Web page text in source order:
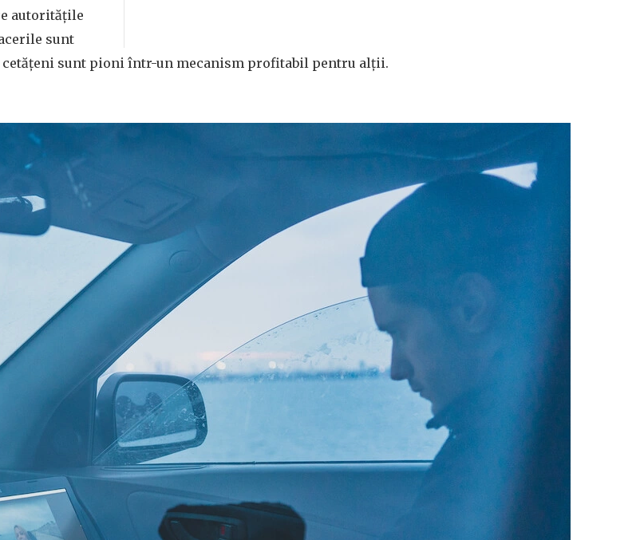
autoritățile
sunt
sunt pioni într-un mecanism profitabil pentru alții.